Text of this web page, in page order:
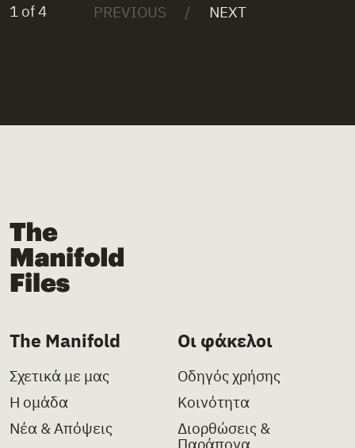
1 of 4
The Manifold Files
The Manifold
Σχετικά με μας
Η ομάδα
Νέα & Απόψεις
Οι φάκελοι
Οδηγός χρήσης
Κοινότητα
Διορθώσεις &